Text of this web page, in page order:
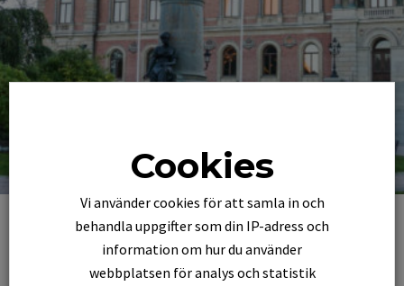
Cookies
Vi använder cookies för att samla in och
behandla uppgifter som din IP-adress och
information om hur du använder
webbplatsen för analys och statistik